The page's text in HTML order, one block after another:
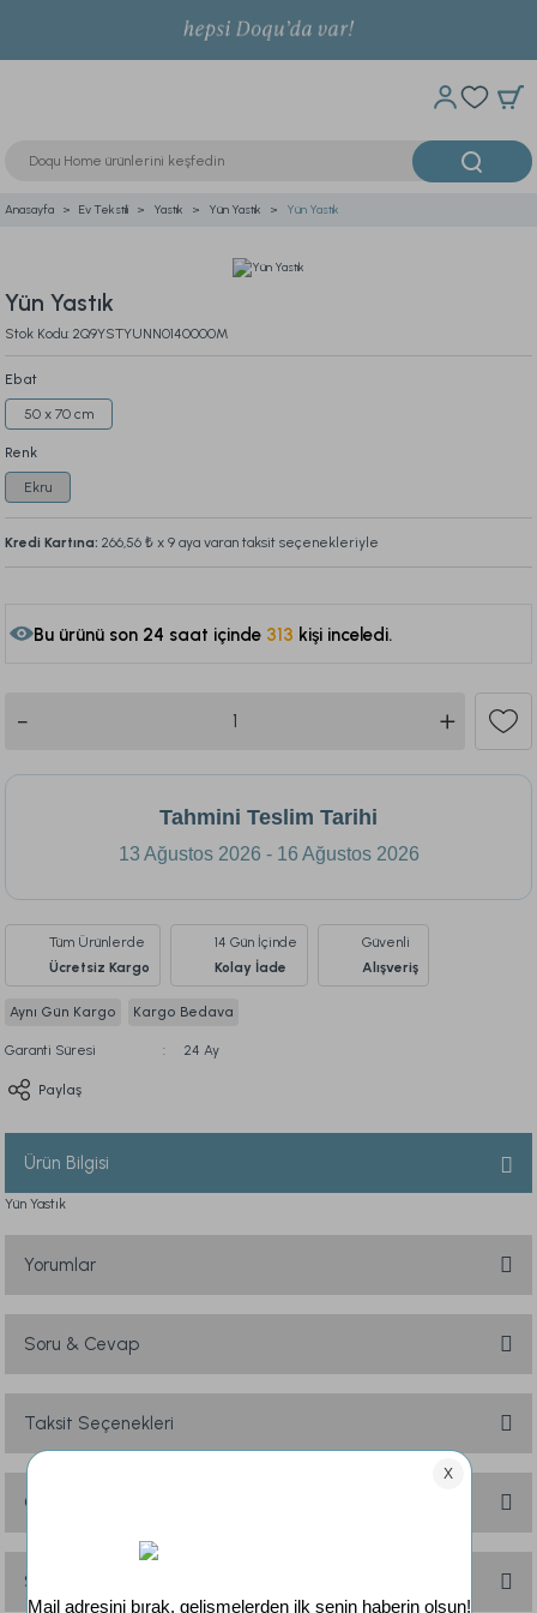
Anasayfa Ev Tekstili Yastık Yün Yastık Yün Yastık
Yün Yastık
Stok Kodu: 2Q9YSTYUNN0140000M
Ebat
50 x 70 cm
Renk
Ekru
Kredi Kartına: 266,56 ₺ x 9 aya varan taksit seçenekleriyle
Bu ürünü son 24 saat içinde 313 kişi inceledi.
Tahmini Teslim Tarihi
13 Ağustos 2026 - 16 Ağustos 2026
Tüm Ürünlerde
Ücretsiz Kargo
14 Gün İçinde
Kolay İade
Güvenli
Alışveriş
Aynı Gün Kargo Kargo Bedava
Garanti Süresi 24 Ay
Paylaş
Ürün Bilgisi
Yün Yastık
Yorumlar
Soru & Cevap
Ürün hakkında henüz soru sorulmamış.
Taksit Seçenekleri
Önerileriniz
Bu ürünün fiyat bilgisi, resim, ürün açıklamalarında ve diğer konularda
iletebilirsiniz.
Sık Sorulan Sorular